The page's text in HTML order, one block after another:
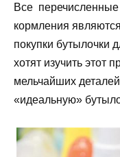
Все перечисленные
кормления
покупки бутылочки
хотят изучить этот
мельчайших
«идеальную»